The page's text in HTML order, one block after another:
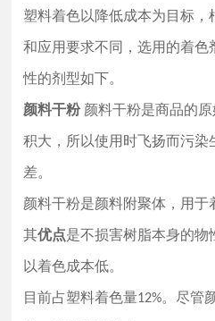
于着色会有分散性问题。 其优点是不损害树脂本身
的物性而且价格也比较低，所
占塑料着色量12%。尽管颜
的生产。 该法不像色母粒着色法易受到色母粒品种
颜色的限制，因而在众多的
然得到广泛应用。采用颜料
误差尽量降低到最小
塑料着色以降低成本为目标
和应用要求不同，选用的着色
性的剂型如下。
颜料干粉颜料干粉是商品的
积大，所以使用时飞扬而污染
差。
颜料干粉是颜料附聚体，用于
其优点是不损害树脂本身的物
以着色成本低。
目前占塑料着色量12%。尽管